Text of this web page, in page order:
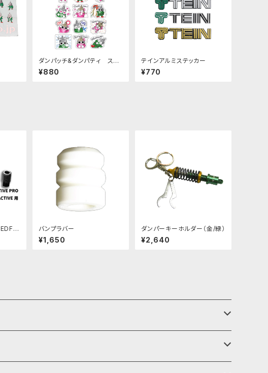
ダンパッチ&ダンパティ ステ
ッカーシート
¥880
テインアルミステッカー
¥770
バンプラバー
¥1,650
ダンパーキーホルダー（金/緑）
¥2,640